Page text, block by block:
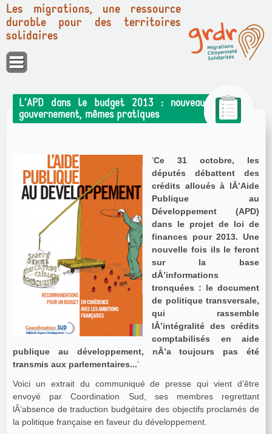
Panneau de gestion des cookies
Les migrations, une ressource
durable pour des territoires
solidaires
L’APD dans le budget 2013 : nouveau
gouvernement, mêmes pratiques
’Ce 31 octobre, les
députés débattent des
crédits alloués à lÂ’Aide
Publique au
Développement (APD)
dans le projet de loi de
finances pour 2013. Une
nouvelle fois ils le feront
sur la base
dÂ’informations
tronquées : le document
de politique transversale,
qui rassemble
lÂ’intégralité des crédits
comptabilisés en aide
publique au développement, nÂ’a toujours pas été
transmis aux parlementaires...’
Voici un extrait du communiqué de presse qui vient d’être
envoyé par Coordination Sud, ses membres regrettant
lÂ’absence de traduction budgétaire des objectifs proclamés de
la politique française en faveur du développement.